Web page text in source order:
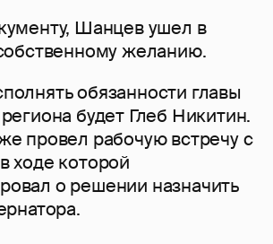
Шанцев ушел в
желанию.
обязанности главы
будет Глеб Никитин.
провел рабочую встречу с
ходе которой
о решении назначить